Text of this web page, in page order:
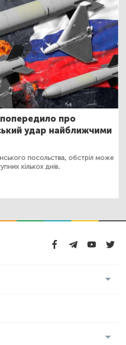
про
удар найближчими
посольства, обстріл може
кількох днів.